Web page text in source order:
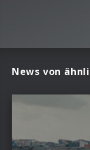
News von